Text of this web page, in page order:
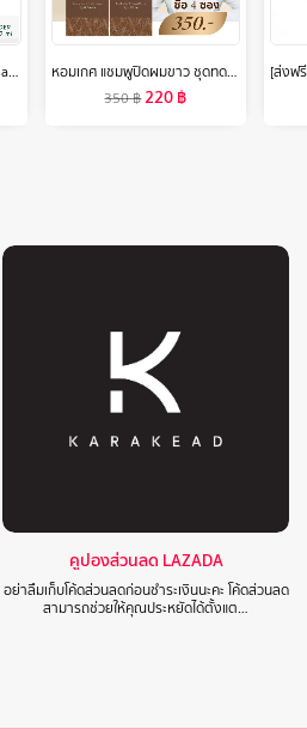
Plantnery Ample Cider Facial Glow Toner 250 ml
หอมเกศ แชมพูปิดผมขาว ชุดทดลอง4ซอง350บาท ขนาด30ml.
350฿220฿
คูปองส่วนลด LAZADA
อย่าลืมเก็บโค้ดส่วนลดก่อนชำระเงินนะคะ โค้ดส่วนลด
สามารถช่วยให้คุณประหยัดได้ตั้งแต…